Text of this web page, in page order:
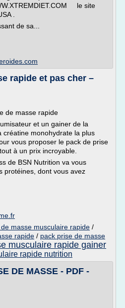
le site
.
de sa...
rapide et pas cher –
de masse rapide
et un gainer de la
créatine monohydrate la plus
vous proposer le pack de prise
à un prix incroyable.
de BSN Nutrition va vous
protéines, dont vous avez
masse musculaire rapide /
rapide / pack prise de masse
musculaire rapide gainer
rapide nutrition
DE MASSE - PDF -